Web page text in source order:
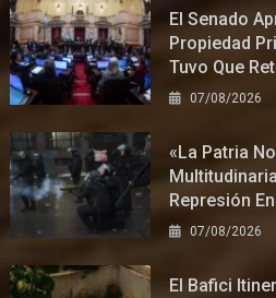
El Senado
Propiedad
Tuvo Que
07/08/2026
«La Patria
Represión
07/08/2026
El Bafici